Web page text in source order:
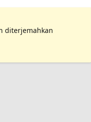
diterjemahkan